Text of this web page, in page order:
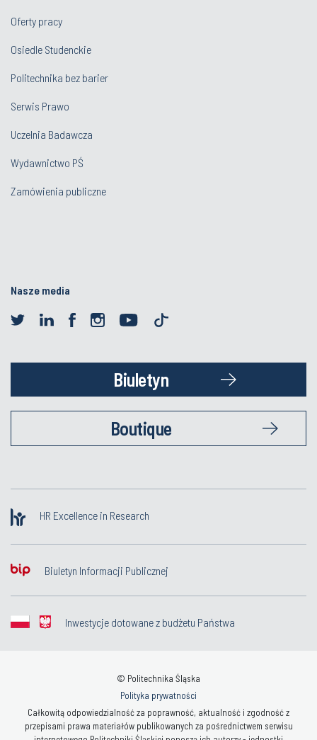
Oferty pracy
Osiedle Studenckie
Politechnika bez barier
Serwis Prawo
Uczelnia Badawcza
Wydawnictwo PŚ
Zamówienia publiczne
Nasze media
Biuletyn
Boutique
HR Excellence in Research
Biuletyn Informacji Publicznej
Inwestycje dotowane z budżetu Państwa
© Politechnika Śląska
Polityka prywatności
Całkowitą odpowiedzialność za poprawność, aktualność i zgodność z
przepisami prawa materiałów publikowanych za pośrednictwem serwisu